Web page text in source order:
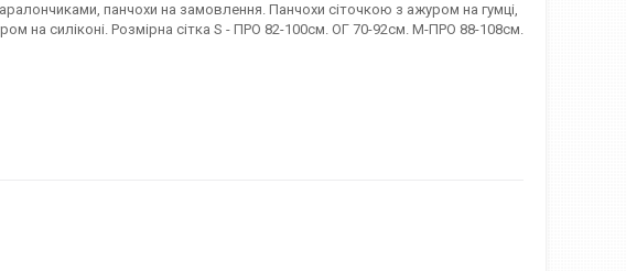
панчохи на замовлення. Панчохи сіточкою з ажуром на гумці,
на силіконі. Розмірна сітка S - ПРО 82-100см. ОГ 70-92см. M-ПРО 88-108см.